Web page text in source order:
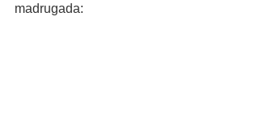
madrugada: